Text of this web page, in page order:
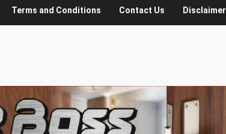
Terms and Conditions Contact Us Disclaimer